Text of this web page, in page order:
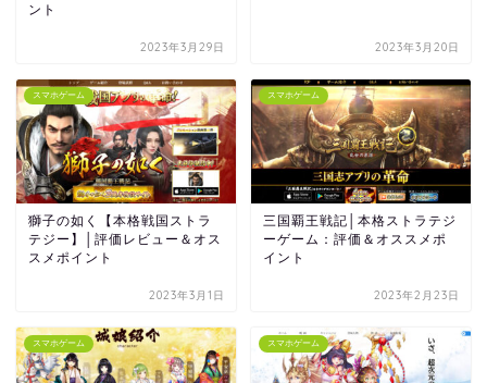
ント
2023年3月29日 2023年3月20日
スマホゲーム
獅子の如く【本格戦国ストラ
テジー】│評価レビュー＆オス
スメポイント
2023年3月1日
スマホゲーム
三国覇王戦記│本格ストラテジ
ーゲーム：評価＆オススメポ
イント
2023年2月23日
スマホゲーム スマホゲーム